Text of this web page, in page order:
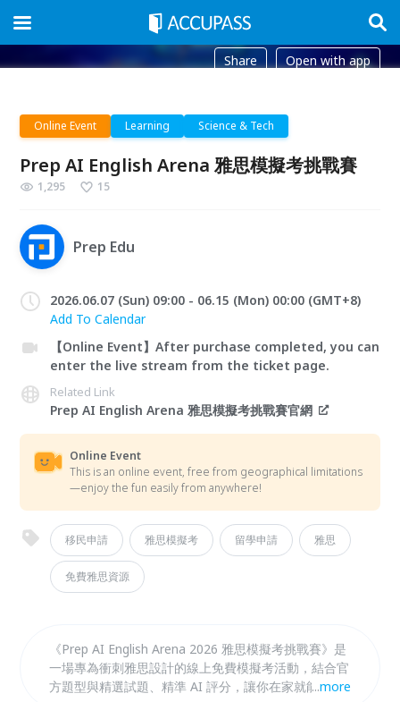
Share Open with app
Online Event Learning Science & Tech
Prep AI English Arena 雅思模擬考挑戰賽
1,295 15
Prep Edu
2026.06.07 (Sun) 09:00 - 06.15 (Mon) 00:00 (GMT+8)
Add To Calendar
【Online Event】After purchase completed, you can
enter the live stream from the ticket page.
Related Link
Prep AI English Arena 雅思模擬考挑戰賽官網
Online Event
This is an online event, free from geographical limitations
—enjoy the fun easily from anywhere!
移民申請 雅思模擬考 留學申請 雅思
免費雅思資源
《Prep AI English Arena 2026 雅思模擬考挑戰賽》是
一場專為衝刺雅思設計的線上免費模擬考活動，結合官
方題型與精選試題、精準 AI 評分，讓你在家就能體驗
...more